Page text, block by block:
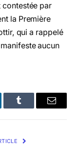
contestée par
la Première
qui a rappelé
aucun
Tumblr Email